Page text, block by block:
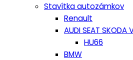
Stavítka autozámkov
Renault
AUDI SEAT SKODA
HU66
BMW